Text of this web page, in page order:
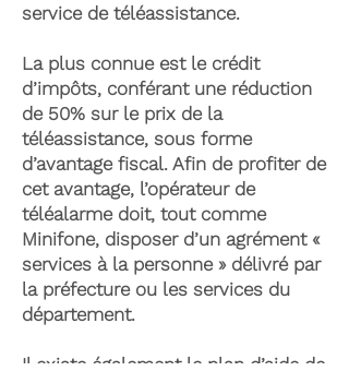
service de téléassistance.
La plus connue est le crédit
d’impôts, conférant une réduction
de 50% sur le prix de la
téléassistance, sous forme
d’avantage fiscal. Afin de profiter de
cet avantage, l’opérateur de
téléalarme doit, tout comme
Minifone, disposer d’un agrément «
services à la personne » délivré par
la préfecture ou les services du
département.
Il existe également le plan d’aide de